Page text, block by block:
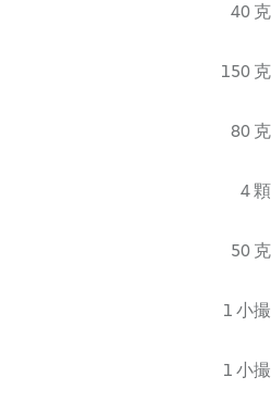
40 克
150 克
80 克
4 顆
50 克
1 小撮
1 小撮